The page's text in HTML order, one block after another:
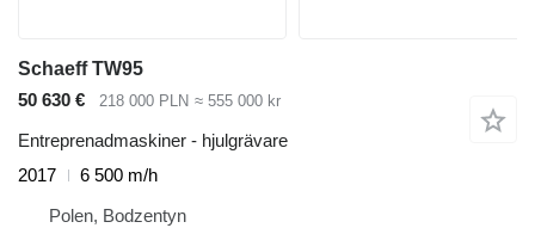
Schaeff TW95
50 630 €
218 000 PLN ≈ 555 000 kr
Entreprenadmaskiner - hjulgrävare
2017
6 500 m/h
Polen, Bodzentyn